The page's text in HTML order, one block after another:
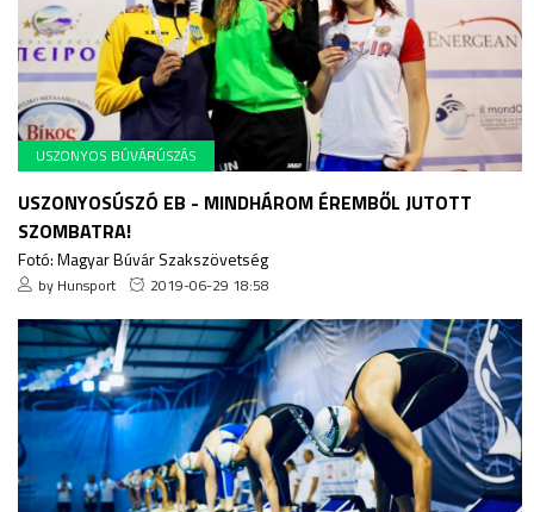
USZONYOS BÚVÁRÚSZÁS
USZONYOSÚSZÓ EB - MINDHÁROM ÉREMBŐL JUTOTT
SZOMBATRA!
Fotó: Magyar Búvár Szakszövetség
by Hunsport 2019-06-29 18:58